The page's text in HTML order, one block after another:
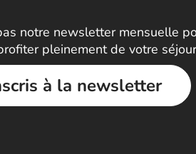
notre newsletter mensuelle
pleinement de votre
à la newsletter